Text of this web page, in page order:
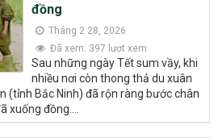
đồng
Tháng 2 28, 2026
Đã xem: 397 lượt xem
Sau những ngày Tết sum vầy, khi
nhiều nơi còn thong thả du xuân
(tỉnh Bắc Ninh) đã rộn ràng bước chân
xuống đồng....